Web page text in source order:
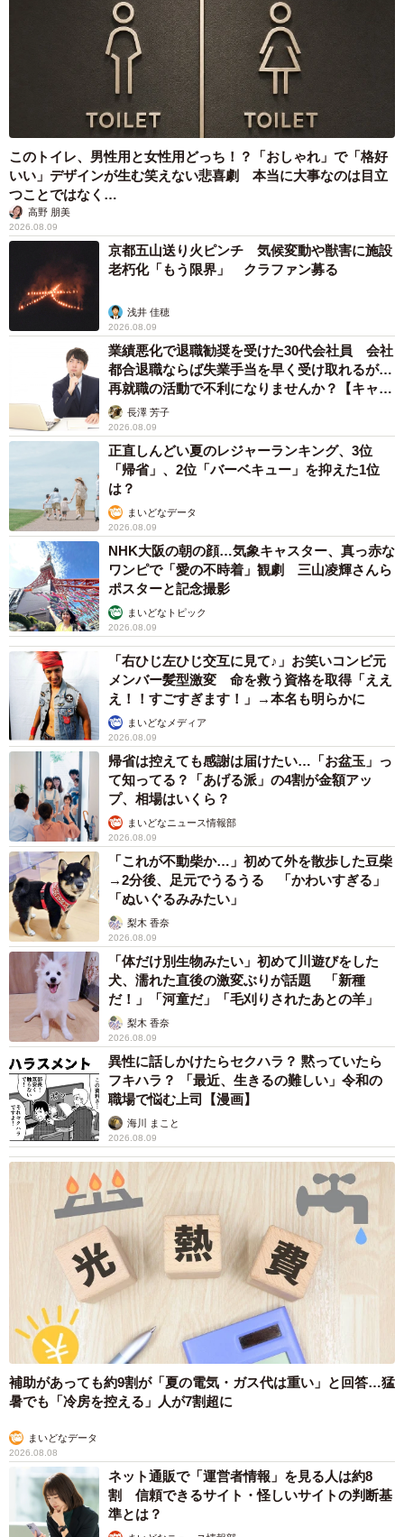
このトイレ、男性用と女性用どっち！？「おしゃれ」で「格好
いい」デザインが生む笑えない悲喜劇 本当に大事なのは目立
つことではなく…
高野 朋美
2026.08.09
京都五山送り火ピンチ 気候変動や獣害に施設
老朽化「もう限界」 クラファン募る
浅井 佳穂
2026.08.09
業績悪化で退職勧奨を受けた30代会社員 会社
都合退職ならば失業手当を早く受け取れるが…
再就職の活動で不利になりませんか？【キャリ
アカウンセラーが解説】
長澤 芳子
2026.08.09
正直しんどい夏のレジャーランキング、3位
「帰省」、2位「バーベキュー」を抑えた1位
は？
まいどなデータ
2026.08.09
NHK大阪の朝の顔…気象キャスター、真っ赤な
ワンピで「愛の不時着」観劇 三山凌輝さんら
ポスターと記念撮影
まいどなトピック
2026.08.09
「右ひじ左ひじ交互に見て♪」お笑いコンビ元
メンバー髪型激変 命を救う資格を取得「ええ
え！！すごすぎます！」→本名も明らかに
まいどなメディア
2026.08.09
帰省は控えても感謝は届けたい…「お盆玉」っ
て知ってる？「あげる派」の4割が金額アッ
プ、相場はいくら？
まいどなニュース情報部
2026.08.09
「これが不動柴か…」初めて外を散歩した豆柴
→2分後、足元でうるうる 「かわいすぎる」
「ぬいぐるみみたい」
梨木 香奈
2026.08.09
「体だけ別生物みたい」初めて川遊びをした
犬、濡れた直後の激変ぶりが話題 「新種
だ！」「河童だ」「毛刈りされたあとの羊」
梨木 香奈
2026.08.09
異性に話しかけたらセクハラ？ 黙っていたら
フキハラ？ 「最近、生きるの難しい」令和の
職場で悩む上司【漫画】
海川 まこと
2026.08.09
補助があっても約9割が「夏の電気・ガス代は重い」と回答…猛
暑でも「冷房を控える」人が7割超に
まいどなデータ
2026.08.08
ネット通販で「運営者情報」を見る人は約8
割 信頼できるサイト・怪しいサイトの判断基
準とは？